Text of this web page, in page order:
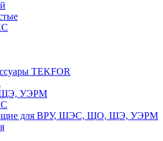
TEKFOR
ЩЭ, УЭРМ
для ВРУ, ШЭС, ЩО, ЩЭ, УЭРМ